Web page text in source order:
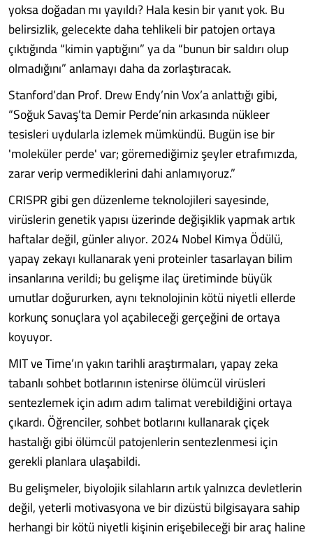
yoksa doğadan mı yayıldı? Hala kesin bir yanıt yok. Bu
belirsizlik, gelecekte daha tehlikeli bir patojen ortaya
çıktığında “kimin yaptığını” ya da “bunun bir saldırı olup
olmadığını” anlamayı daha da zorlaştıracak.
Stanford’dan Prof. Drew Endy’nin Vox’a anlattığı gibi,
“Soğuk Savaş’ta Demir Perde’nin arkasında nükleer
tesisleri uydularla izlemek mümkündü. Bugün ise bir
'moleküler perde' var; göremediğimiz şeyler etrafımızda,
zarar verip vermediklerini dahi anlamıyoruz.”
CRISPR gibi gen düzenleme teknolojileri sayesinde,
virüslerin genetik yapısı üzerinde değişiklik yapmak artık
haftalar değil, günler alıyor. 2024 Nobel Kimya Ödülü,
yapay zekayı kullanarak yeni proteinler tasarlayan bilim
insanlarına verildi; bu gelişme ilaç üretiminde büyük
umutlar doğururken, aynı teknolojinin kötü niyetli ellerde
korkunç sonuçlara yol açabileceği gerçeğini de ortaya
koyuyor.
MIT ve Time’ın yakın tarihli araştırmaları, yapay zeka
tabanlı sohbet botlarının istenirse ölümcül virüsleri
sentezlemek için adım adım talimat verebildiğini ortaya
çıkardı. Öğrenciler, sohbet botlarını kullanarak çiçek
hastalığı gibi ölümcül patojenlerin sentezlenmesi için
gerekli planlara ulaşabildi.
Bu gelişmeler, biyolojik silahların artık yalnızca devletlerin
değil, yeterli motivasyona ve bir dizüstü bilgisayara sahip
herhangi bir kötü niyetli kişinin erişebileceği bir araç haline